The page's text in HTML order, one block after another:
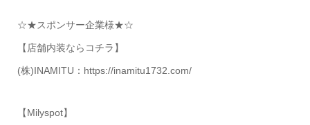
☆★スポンサー企業様★☆
【店舗内装ならコチラ】
(株)INAMITU：https://inamitu1732.com/
【Milyspot】